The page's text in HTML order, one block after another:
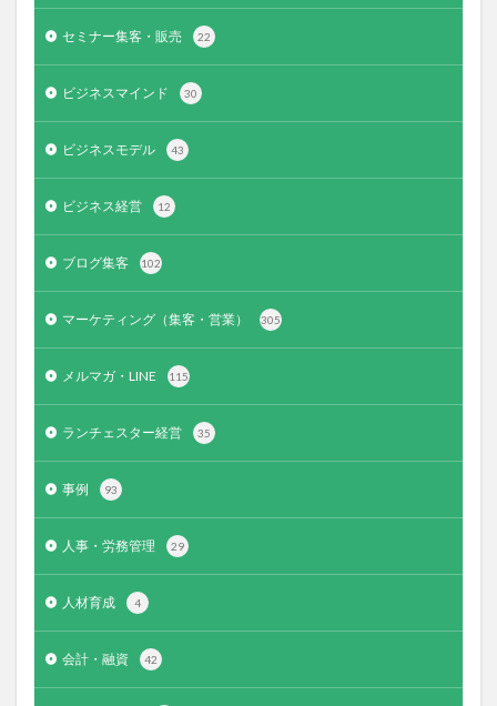
セミナー集客・販売 22
ビジネスマインド 30
ビジネスモデル 43
ビジネス経営 12
ブログ集客 102
マーケティング（集客・営業） 305
メルマガ・LINE 115
ランチェスター経営 35
事例 93
人事・労務管理 29
人材育成 4
会計・融資 42